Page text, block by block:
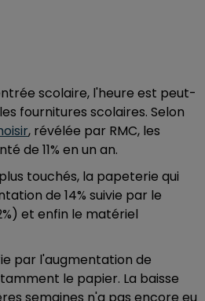
scolaire, l'heure est peut-
fournitures scolaires. Selon
, révélée par RMC, les
de 11% en un an.
touchés, la papeterie qui
de 14% suivie par le
et enfin le matériel
par l'augmentation de
le papier. La baisse